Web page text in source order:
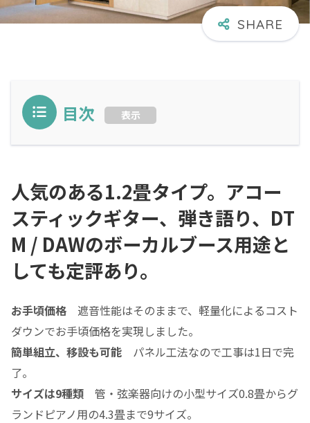
目次 表示
人気のある1.2畳タイプ。アコー
スティックギター、弾き語り、DT
M / DAWのボーカルブース用途と
しても定評あり。
お手頃価格 遮音性能はそのままで、軽量化によるコスト
ダウンでお手頃価格を実現しました。
簡単組立、移設も可能 パネル工法なので工事は1日で完
了。
サイズは9種類 管・弦楽器向けの小型サイズ0.8畳からグ
ランドピアノ用の4.3畳まで9サイズ。